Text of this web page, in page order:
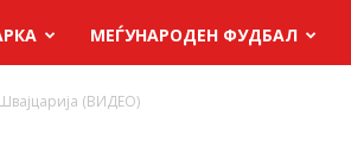
МЕЃУНАРОДЕН ФУДБАЛ
(ВИДЕО)